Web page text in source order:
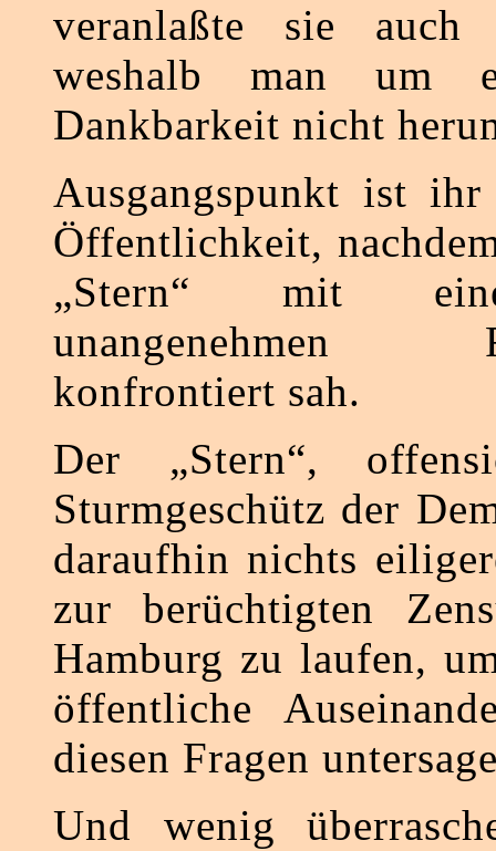
veranlaßte sie auch
weshalb man um
Dankbarkeit nicht
Ausgangspunkt ist
Öffentlichkeit,
„Stern“ mit
unangenehmen
konfrontiert sah.
Der „Stern“,
Sturmgeschütz der
daraufhin nichts
zur berüchtigten
Hamburg zu laufen,
öffentliche
diesen Fragen
Und wenig